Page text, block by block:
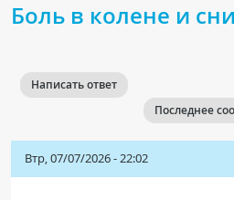
Форум
Чат RADIOMED
ОБРАЗОВАНИЕ
Боль в колене и
Написать ответ
Последнее
Втр, 07/07/2026 - 22:02